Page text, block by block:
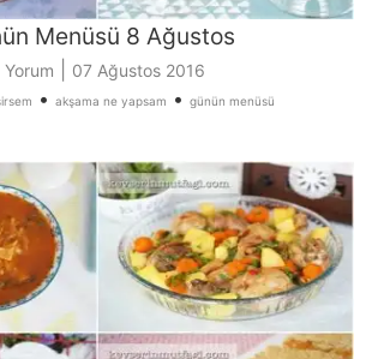
Menüsü 8 Ağustos
Yorum 07 Ağustos 2016
• akşama ne yapsam • günün menüsü